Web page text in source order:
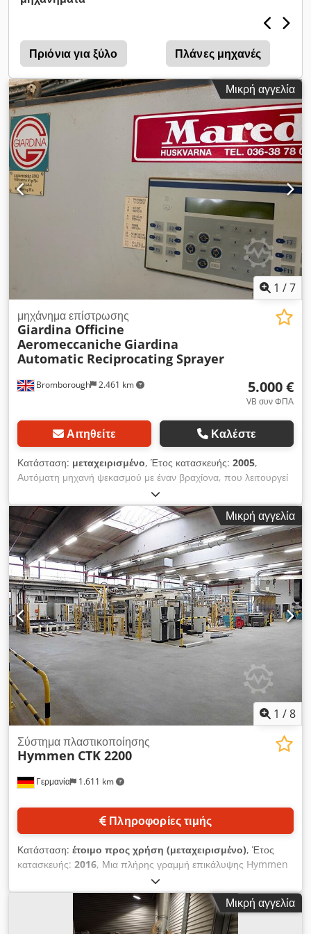
Πριόνια για ξύλο Πλάνες μηχανές
Μικρή αγγελία
1 /7
Bromborough 2.461 km
μηχάνημα επίστρωσης
Giardina Officine
Aeromeccaniche Giardina
Automatic Reciprocating Sprayer
5.000 €
VB συν ΦΠΑ
Αιτηθείτε Καλέστε
Κατάσταση: μεταχειρισμένο, Έτος κατασκευής: 2005,
Αυτόματη μηχανή ψεκασμού με έναν βραχίονα, που λειτουργεί
με αλυσιδωτή κίνηση, της εταιρείας Giardina, για την αυτόματη
εφαρμογή χρωμάτων, ασπριστικών και βερνικιών σε ξυλεία και
επίπεδες επιφάνειες. Κατασκευάζεται από την Giardina
Officine Aeromeccaniche S.p.A. (Figino Serenza, Ιταλία) και
διατίθεται/ενσωματώνεται από την Mared (Σουηδία).
Κατάλληλη για εργαστήρια βαφής ξυλείας, ξυλουργεία ή
μονάδες φινιρίσματος πάνελ. Μεταχειρισμένη, μηχανή από
προηγούμενη παραγωγική σειρά. Πωλείται όπως είναι.
Παραλαβή: Crsdpfx Aezlzfpoirof (CH62 3QD). Μόνο
παραλαβή από τις εγκαταστάσεις – ο αγοραστής είναι
υπεύθυνος για την αποσύνδεση, την αποσυναρμολόγηση, τη
φόρτωση, τη στερέωση και τη μεταφορά. Παρέχεται
δυνατότητα βοήθειας κατά τη φόρτωση, κατόπιν συνεννόησης.
Μικρή αγγελία
1 /8
Γερμανία 1.611 km
Σύστημα πλαστικοποίησης
Hymmen CTK 2200
Πληροφορίες τιμής
Κατάσταση: έτοιμο προς χρήση (μεταχειρισμένο), Έτος
κατασκευής: 2016, Μια πλήρης γραμμή επικάλυψης Hymmen
για τη βιομηχανία επεξεργασίας ξύλου διατίθεται προς πώληση.
Κύρια εξαρτήματα: μονάδες μεταφοράς (κυλιόμενοι διάδρομοι
στοίβαξης, μονάδες ανύψωσης, γέφυρες φόρτωσης/
εκφόρτωσης και πλατφόρμες), μηχανές καθαρισμού
Μικρή αγγελία